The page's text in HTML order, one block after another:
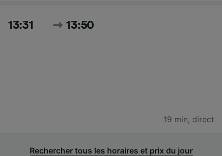
13:31 13:50
19 min, direct
Rechercher tous les horaires et prix du jour